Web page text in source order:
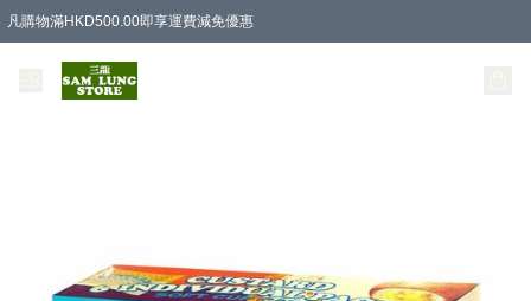
凡購物滿HKD500.00即享運費減免優惠